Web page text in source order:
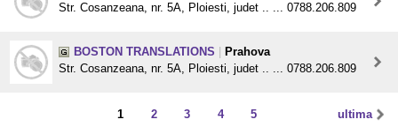
Str. Cosanzeana, nr. 5A, Ploiesti, judet .. ... 0788.206.809
BOSTON TRANSLATIONS
Prahova
Str. Cosanzeana, nr. 5A, Ploiesti, judet .. ... 0788.206.809
ultima
1 2 3 4 5